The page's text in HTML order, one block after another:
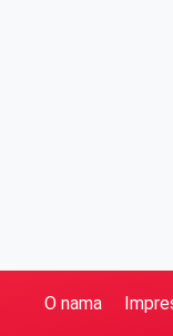
O nama